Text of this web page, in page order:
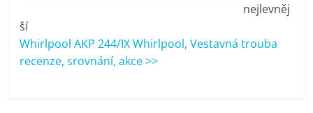
elektronika
porovnání
Elektro
OK,
nejlevněj
ší
Whirlpool AKP 244/IX Whirlpool, Vestavná trouba
recenze, srovnání, akce >>